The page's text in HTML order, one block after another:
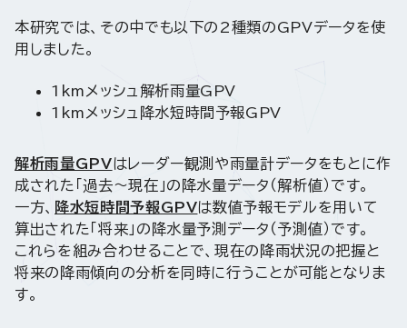
本研究では、その中でも以下の2種類のGPVデータを使
用しました。
1kmメッシュ解析雨量GPV
1kmメッシュ降水短時間予報GPV
解析雨量GPVはレーダー観測や雨量計データをもとに作
成された「過去〜現在」の降水量データ（解析値）です。
一方、 降水短時間予報GPVは数値予報モデルを用いて
算出された「将来」の降水量予測データ（予測値）です。
これらを組み合わせることで、現在の降雨状況の把握と
将来の降雨傾向の分析を同時に行うことが可能となりま
す。